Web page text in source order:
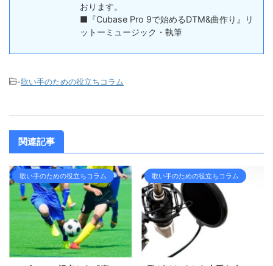
おります。
■『Cubase Pro 9で始めるDTM&曲作り』リ
ットーミュージック・執筆
-歌い手のための役立ちコラム
関連記事
歌い手のための役立ちコラム 歌い手のための役立ちコラム